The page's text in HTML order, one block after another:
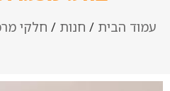
עמוד הבית / חנות / חלקי